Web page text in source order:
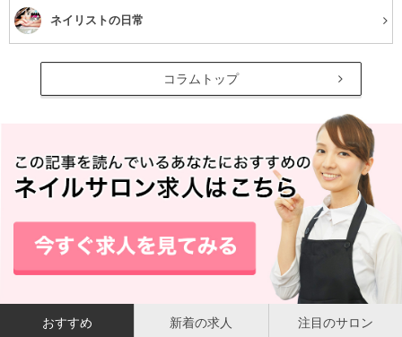
その他に「ノンカフェイン」や「カフェインフリー」とい
う名前も聞いたことがある人もいると思います。これらは
ネイリストの日常
コラムトップ
おすすめ 新着の求人 注目のサロン